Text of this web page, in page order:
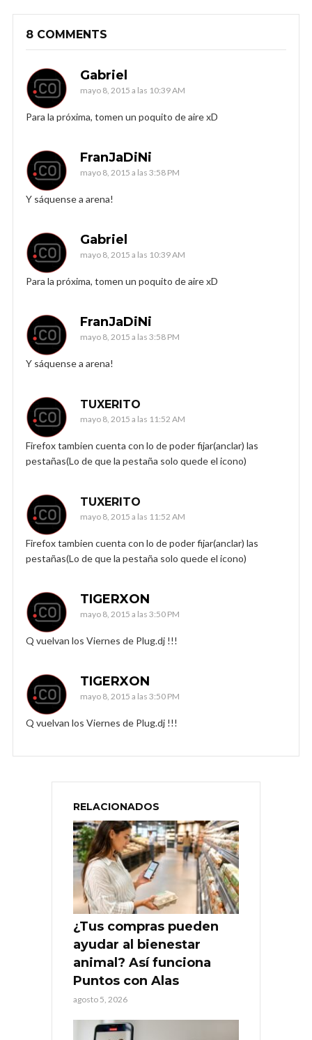
8 COMMENTS
Gabriel
mayo 8, 2015 a las 10:39 AM
Para la próxima, tomen un poquito de aire xD
FranJaDiNi
mayo 8, 2015 a las 3:58 PM
Y sáquense a arena!
Gabriel
mayo 8, 2015 a las 10:39 AM
Para la próxima, tomen un poquito de aire xD
FranJaDiNi
mayo 8, 2015 a las 3:58 PM
Y sáquense a arena!
TUXERITO
mayo 8, 2015 a las 11:52 AM
Firefox tambien cuenta con lo de poder fijar(anclar) las
pestañas(Lo de que la pestaña solo quede el icono)
TUXERITO
mayo 8, 2015 a las 11:52 AM
Firefox tambien cuenta con lo de poder fijar(anclar) las
pestañas(Lo de que la pestaña solo quede el icono)
TIGERXON
mayo 8, 2015 a las 3:50 PM
Q vuelvan los Viernes de Plug.dj !!!
TIGERXON
mayo 8, 2015 a las 3:50 PM
Q vuelvan los Viernes de Plug.dj !!!
RELACIONADOS
¿Tus compras pueden
ayudar al bienestar
animal? Así funciona
Puntos con Alas
agosto 5, 2026